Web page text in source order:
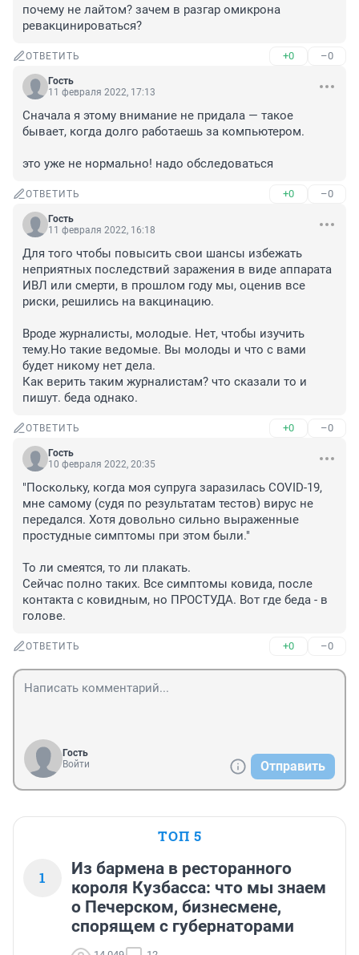
почему не лайтом? зачем в разгар омикрона
ревакцинироваться?
ОТВЕТИТЬ +0 –0
Гость
11 февраля 2022, 17:13
Сначала я этому внимание не придала — такое
бывает, когда долго работаешь за компьютером.
это уже не нормально! надо обследоваться
ОТВЕТИТЬ +0 –0
Гость
11 февраля 2022, 16:18
Для того чтобы повысить свои шансы избежать
неприятных последствий заражения в виде аппарата
ИВЛ или смерти, в прошлом году мы, оценив все
риски, решились на вакцинацию.
Вроде журналисты, молодые. Нет, чтобы изучить
тему.Но такие ведомые. Вы молоды и что с вами
будет никому нет дела.
Как верить таким журналистам? что сказали то и
пишут. беда однако.
ОТВЕТИТЬ +0 –0
Гость
10 февраля 2022, 20:35
"Поскольку, когда моя супруга заразилась COVID-19,
мне самому (судя по результатам тестов) вирус не
передался. Хотя довольно сильно выраженные
простудные симптомы при этом были."
То ли смеятся, то ли плакать.
Сейчас полно таких. Все симптомы ковида, после
контакта с ковидным, но ПРОСТУДА. Вот где беда - в
голове.
ОТВЕТИТЬ +0 –0
Гость
Войти
Отправить
ТОП 5
1
Из бармена в ресторанного
короля Кузбасса: что мы знаем
о Печерском, бизнесмене,
спорящем с губернаторами